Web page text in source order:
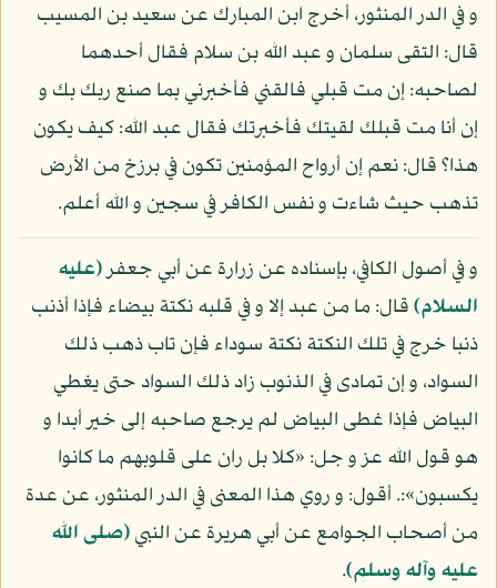
و في الدر المنثور، أخرج ابن المبارك عن سعيد بن المسيب
قال: التقى سلمان و عبد الله بن سلام فقال أحدهما
لصاحبه: إن مت قبلي فالقني فأخبرني بما صنع ربك بك و
إن أنا مت قبلك لقيتك فأخبرتك فقال عبد الله: كيف يكون
هذا؟ قال: نعم إن أرواح المؤمنين تكون في برزخ من الأرض
تذهب حيث شاءت و نفس الكافر في سجين و الله أعلم.
و في أصول الكافي، بإسناده عن زرارة عن أبي جعفر(عليه
السلام)قال: ما من عبد إلا و في قلبه نكتة بيضاء فإذا أذنب
ذنبا خرج في تلك النكتة نكتة سوداء فإن تاب ذهب ذلك
السواد، و إن تمادى في الذنوب زاد ذلك السواد حتى يغطي
البياض فإذا غطى البياض لم يرجع صاحبه إلى خير أبدا و
هو قول الله عز و جل: «كلا بل ران على قلوبهم ما كانوا
يكسبون»:. أقول: و روي هذا المعنى في الدر المنثور، عن عدة
من أصحاب الجوامع عن أبي هريرة عن النبي(صلى الله
عليه وآله وسلم).